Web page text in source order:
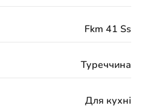
Fkm 41 Ss
Туреччина
Для кухні